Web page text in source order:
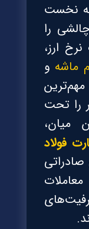
نخست
پرچالشی را
ارز،
ماشه و
را تحت
میان،
فولاد